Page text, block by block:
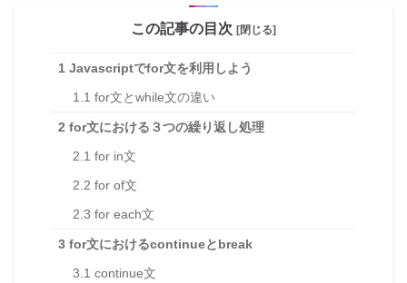
この記事の目次 [閉じる]
1 Javascriptでfor文を利用しよう
1.1 for文とwhile文の違い
2 for文における３つの繰り返し処理
2.1 for in文
2.2 for of文
2.3 for each文
3 for文におけるcontinueとbreak
3.1 continue文